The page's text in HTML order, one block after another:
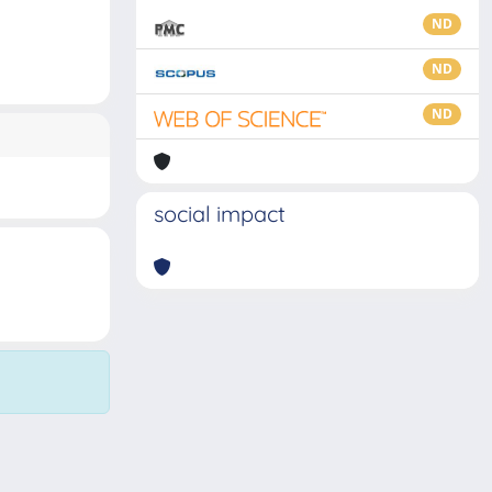
ND
ND
ND
social impact